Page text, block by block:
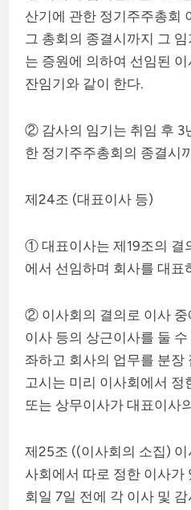
산기에 관한 정기주주총회
그 총회의 종결시까지 그
는 증원에 의하여 선임된
잔임기와 같이 한다.
② 감사의 임기는 취임 후 3
한 정기주주총회의 종결시
제24조 (대표이사 등)
① 대표이사는 제19조의 결
에서 선임하며 회사를 대표
② 이사회의 결의로 이사 중
이사 등의 상근이사를 둘
좌하고 회사의 업무를 분장
고시는 미리 이사회에서 정
또는 상무이사가 대표이사
제25조 ((이사회의 소집)
사회에서 따로 정한 이사가
회일 7일 전에 각 이사 및